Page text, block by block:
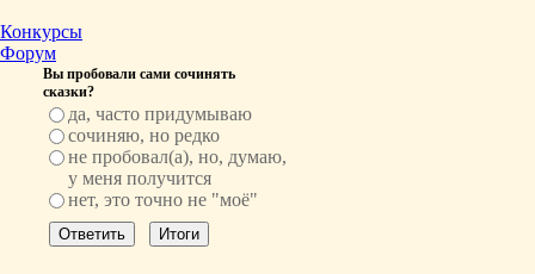
Конкурсы
Форум
Вы пробовали сами сочинять
сказки?
да, часто придумываю
сочиняю, но редко
не пробовал(а), но, думаю,
у меня получится
нет, это точно не "моё"